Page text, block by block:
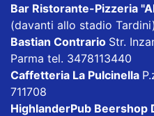
Bar Ristorante-Pizzeria
(davanti allo stadio Tardini)
Bastian Contrario Str.
Parma tel. 3478113440
Caffetteria La Pulcinella
711708
HighlanderPub Beershop